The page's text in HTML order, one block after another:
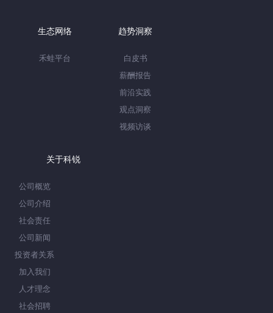
生态网络
禾蛙平台
趋势洞察
白皮书
薪酬报告
前沿实践
观点洞察
视频访谈
关于科锐
公司概览
公司介绍
社会责任
公司新闻
投资者关系
加入我们
人才理念
社会招聘